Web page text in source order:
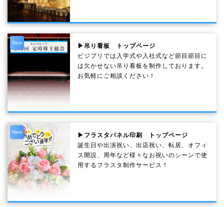
New
▶吊り看板 トップページ
ビジプリでは入学式や入社式など節目節目に
は欠かせない吊り看板を制作しております。
お気軽にご相談ください！
New
▶フラスタパネル印刷 トップページ
誕生日や出演祝い、出店祝い、転居、オフィ
ス開設、周年など様々なお祝いのシーンで使
用するフラスタ制作サービス！